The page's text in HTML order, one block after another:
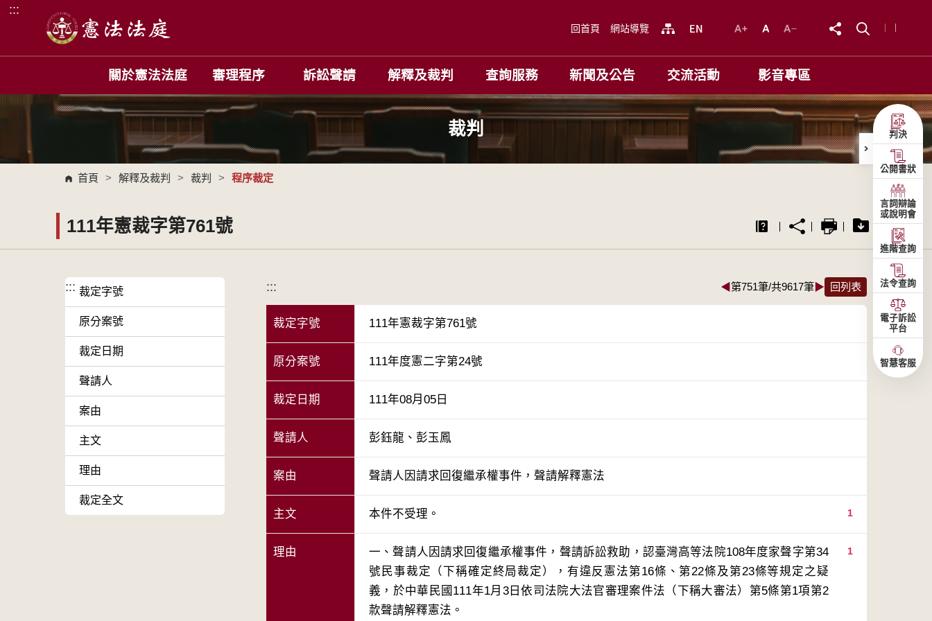
跳到主要內容區塊
:::
回首頁 網站導覽
關於憲法法庭 審理程序 訴訟聲請 解釋及裁判 查詢服務 新聞及公告 交流活動 影音專區
裁判
首頁 > 解釋及裁判 > 裁判 > 程序裁定
111年憲裁字第761號
::: 裁定字號
原分案號
裁定日期
聲請人
案由
主文
理由
裁定全文
::: ◀第751筆/共9617筆▶ 回列表
裁定字號 111年憲裁字第761號
原分案號 111年度憲二字第24號
裁定日期 111年08月05日
聲請人 彭鈺龍、彭玉鳳
案由 聲請人因請求回復繼承權事件，聲請解釋憲法
主文 1
本件不受理。
理由 1
一、聲請人因請求回復繼承權事件，聲請訴訟救助，認臺灣高等法院108年度家聲字第34
號民事裁定（下稱確定終局裁定），有違反憲法第16條、第22條及第23條等規定之疑
義，於中華民國111年1月3日依司法院大法官審理案件法（下稱大審法）第5條第1項第2
判決
公開書狀
言詞辯論
或說明會
進階查詢
法令查詢
電子訴訟
平台
智慧客服